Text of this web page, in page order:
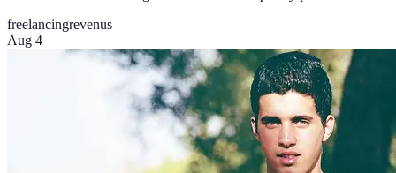
freelancingrevenus
Aug 4